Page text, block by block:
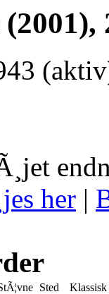
her |
Sted
Klassisk